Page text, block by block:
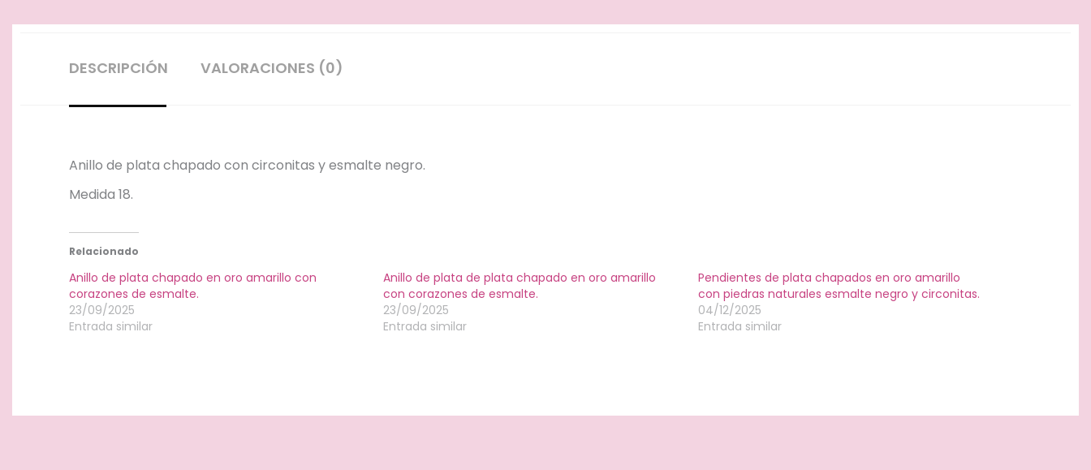
y
DESCRIPCIÓN VALORACIONES (0)
Anillo de plata chapado con circonitas y esmalte negro.
Medida 18.
Relacionado
Anillo de plata chapado en oro amarillo con
corazones de esmalte.
23/09/2025
Entrada similar
Anillo de plata de plata chapado en oro amarillo
con corazones de esmalte.
23/09/2025
Entrada similar
Pendientes de plata chapados en oro amarillo
con piedras naturales esmalte negro y circonitas.
04/12/2025
Entrada similar